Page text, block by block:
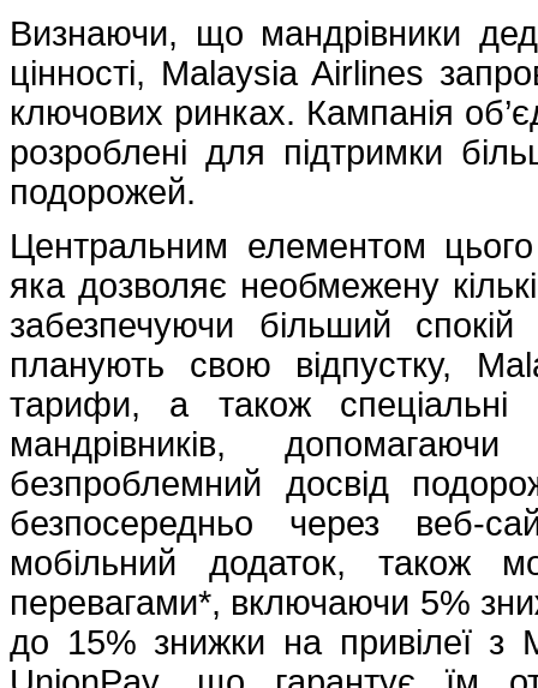
Визнаючи, що мандрівники
цінності, Malaysia Airlines
ключових ринках. Кампанія
розроблені для підтримки
подорожей.
Центральним елементом цього
яка дозволяє необмежену
забезпечуючи більший
планують свою відпустку,
тарифи, а також
мандрівників,
безпроблемний досвід
безпосередньо через веб-
мобільний додаток, також
перевагами*, включаючи 5%
до 15% знижки на привілеї з